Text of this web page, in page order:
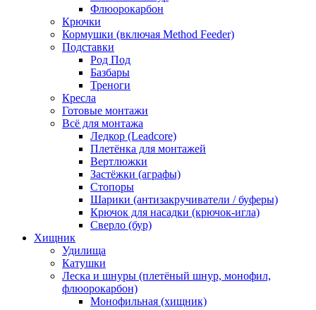
Флюорокарбон
Крючки
Кормушки (включая Method Feeder)
Подставки
Род Под
Базбары
Треноги
Кресла
Готовые монтажи
Всё для монтажа
Ледкор (Leadcore)
Плетёнка для монтажей
Вертлюжки
Застёжки (аграфы)
Стопоры
Шарики (антизакручиватели / буферы)
Крючок для насадки (крючок-игла)
Сверло (бур)
Хищник
Удилища
Катушки
Леска и шнуры (плетёный шнур, монофил,
флюорокарбон)
Монофильная (хищник)